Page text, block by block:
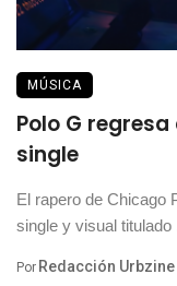
MÚSICA
Polo G
single
El rapero de Chicago
single y visual titulado
Por Redacción Urbzine